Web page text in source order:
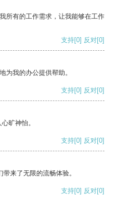
所有的工作需求，让我能够在工作
支持[0] 反对[0]
为我的办公提供帮助。
支持[0] 反对[0]
旷神怡。
支持[0] 反对[0]
来了无限的流畅体验。
支持[0] 反对[0]